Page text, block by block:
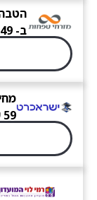
ב- 49 ש"ח
59 שח